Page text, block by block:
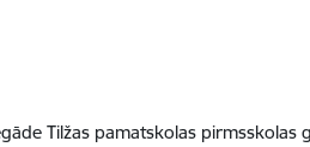
Tilžas pamatskolas pirmsskolas